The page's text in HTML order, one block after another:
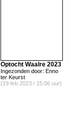
Optocht Waalre 2023
Ingezonden door: Enno
ter Keurst
(19 feb 2023 / 15:06 uur)